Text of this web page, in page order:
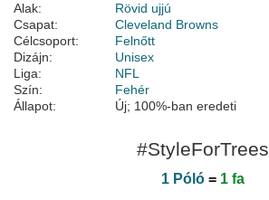
Alak:
Rövid ujjú
Csapat:
Cleveland Browns
Célcsoport:
Felnőtt
Dizájn:
Unisex
Liga:
NFL
Szín:
Fehér
Állapot:
Új; 100%-ban eredeti
#StyleForTrees
1 Póló = 1 fa